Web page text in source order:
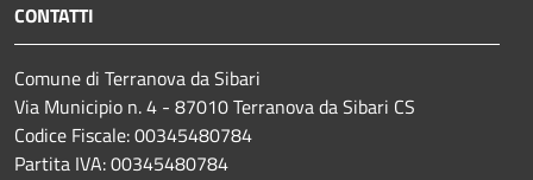
CONTATTI
Comune di Terranova da Sibari
Via Municipio n. 4 - 87010 Terranova da Sibari CS
Codice Fiscale: 00345480784
Partita IVA: 00345480784